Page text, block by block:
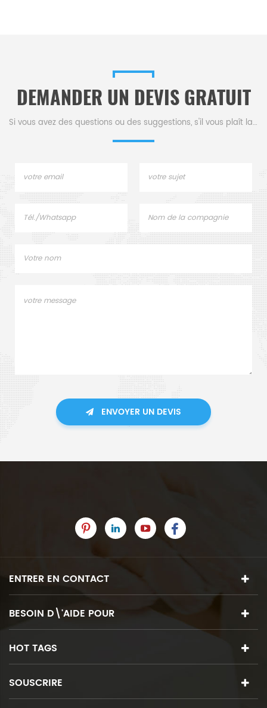
électriques.
les industries d'usinage,
chimiques et métallurgiques.
DEMANDER UN DEVIS GRATUIT
Si vous avez des questions ou des suggestions, s'il vous plaît laissez-nous un message,
ENVOYER UN DEVIS
ENTRER EN CONTACT
BESOIN D\'AIDE POUR
HOT TAGS
SOUSCRIRE